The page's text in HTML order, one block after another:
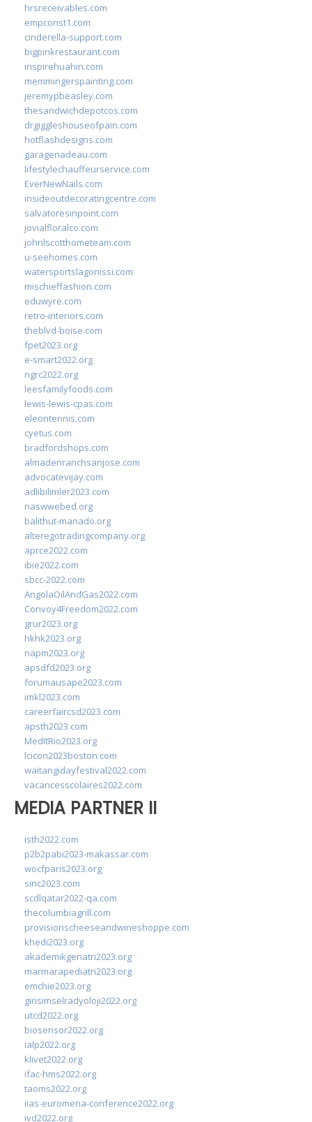
hrsreceivables.com
empconst1.com
cinderella-support.com
bigpinkrestaurant.com
inspirehuahin.com
memmingerspainting.com
jeremypbeasley.com
thesandwichdepotcos.com
drgiggleshouseofpain.com
hotflashdesigns.com
garagenadeau.com
lifestylechauffeurservice.com
EverNewNails.com
insideoutdecoratingcentre.com
salvatoresinpoint.com
jovialfloralco.com
johnlscotthometeam.com
u-seehomes.com
watersportslagonissi.com
mischieffashion.com
eduwyre.com
retro-interiors.com
theblvd-boise.com
fpet2023.org
e-smart2022.org
ngrc2022.org
leesfamilyfoods.com
lewis-lewis-cpas.com
eleontennis.com
cyetus.com
bradfordshops.com
almadenranchsanjose.com
advocatevijay.com
adlibilimler2023.com
naswwebed.org
balithut-manado.org
alteregotradingcompany.org
aprce2022.com
ibie2022.com
sbcc-2022.com
AngolaOilAndGas2022.com
Convoy4Freedom2022.com
grur2023.org
hkhk2023.org
napm2023.org
apsdfd2023.org
forumausape2023.com
imkl2023.com
careerfaircsd2023.com
apsth2023.com
MedItRio2023.org
lcicon2023boston.com
waitangidayfestival2022.com
vacancesscolaires2022.com
MEDIA PARTNER II
isth2022.com
p2b2pabi2023-makassar.com
wocfparis2023.org
sinc2023.com
scdlqatar2022-qa.com
thecolumbiagrill.com
provisionscheeseandwineshoppe.com
khedi2023.org
akademikgeriatri2023.org
marmarapediatri2023.org
emchie2023.org
girisimselradyoloji2022.org
utcd2022.org
biosensor2022.org
ialp2022.org
klivet2022.org
ifac-hms2022.org
taoms2022.org
iias-euromena-conference2022.org
ivd2022.org